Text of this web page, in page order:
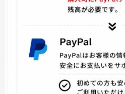
ツキウタ。